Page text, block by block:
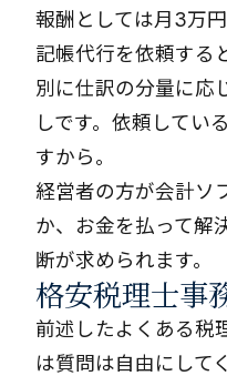
報酬としては月3万円
記帳代行を依頼する
別に仕訳の分量に応
しです。依頼してい
すから。
経営者の方が会計ソ
か、お金を払って解
断が求められます。
格安税理士事
前述したよくある税
は質問は自由にして